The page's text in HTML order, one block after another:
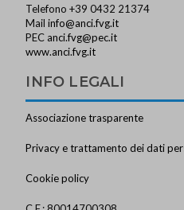
Telefono +39 0432 21374
Mailinfo@anci.fvg.it
PEC anci.fvg@pec.it
www.anci.fvg.it
INFO LEGALI
Associazione trasparente
Privacy e trattamento dei dati
Cookie policy